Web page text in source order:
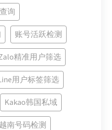
询
账号活跃检测
精准用户筛选
用户标签筛选
Kakao韩国私域
越南号码检测